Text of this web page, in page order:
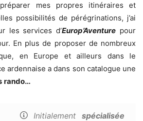
mes propres itinéraires et
possibilités de pérégrinations, j’ai
les services d’Europ’Aventure pour
En plus de proposer de nombreux
en Europe et ailleurs dans le
ardennaise a dans son catalogue une
rando…
Initialement spécialisée